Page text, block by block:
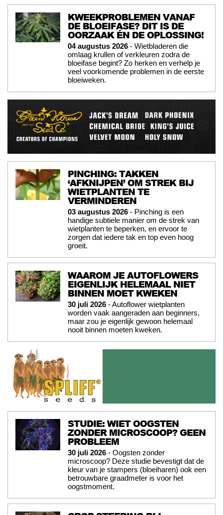
KWEEKPROBLEMEN VANAF
DE BLOEIFASE? DIT IS DE
OORZAAK ÉN DE OPLOSSING!
04 augustus 2026 - Wietbladeren die
omlaag krullen of verkleuren zodra de
bloeifase begint? Zo herken en verhelp je
veel voorkomende problemen in de eerste
bloeiweken.
PINCHING: TAKKEN
‘AFKNIJPEN’ OM STREK BIJ
WIETPLANTEN TE
VERMINDEREN
03 augustus 2026 - Pinching is een
handige subtiele manier om de strek van
wietplanten te beperken, en ervoor te
zorgen dat iedere tak en top even hoog
groeit.
WAAROM JE AUTOFLOWERS
EIGENLIJK HELEMAAL NIET
BINNEN MOET KWEKEN
30 juli 2026 - Autoflower wietplanten
worden vaak aangeraden aan beginners,
maar zou je eigenlijk gewoon helemaal
nooit binnen moeten kweken.
STUDIE: WIET OOGSTEN
ZONDER MICROSCOOP? GEEN
PROBLEEM
30 juli 2026 - Oogsten zonder
microscoop? Deze studie bevestigt dat de
kleur van je stampers (bloeiharen) ook een
betrouwbare graadmeter is voor het
oogstmoment.